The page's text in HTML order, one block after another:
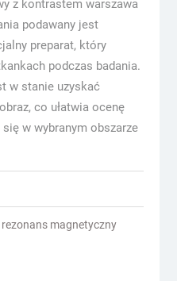
z kontrastem warszawa
podawany jest
preparat, który
podczas badania.
w stanie uzyskać
co ułatwia ocenę
w wybranym obszarze
rezonans magnetyczny